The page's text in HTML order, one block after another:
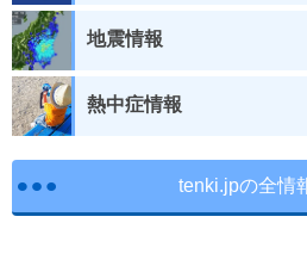
地震情報
熱中症情報
tenki.jpの全情